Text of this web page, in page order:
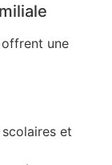
offrent une
et